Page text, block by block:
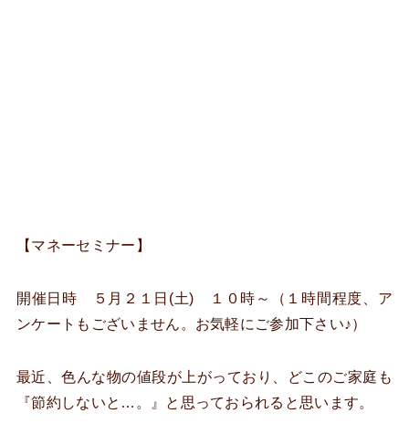
【マネーセミナー】
開催日時 ５月２１日(土) １０時～（１時間程度、ア
ンケートもございません。お気軽にご参加下さい♪）
最近、色んな物の値段が上がっており、どこのご家庭も
『節約しないと…。』と思っておられると思います。